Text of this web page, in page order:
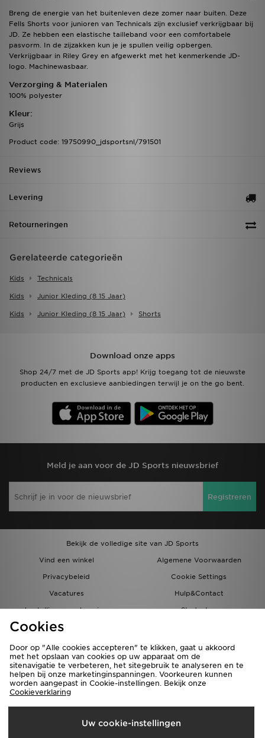
Breng de energie van het buitenleven deze zomer naar buiten. Deze
Fells Shorts voor junioren van Technicals zijn exclusief verkrijgbaar bij
JD. Ze hebben een elastische tailleband voor een comfortabele
pasvorm. In de zijzakken kun je je spullen veilig opbergen.
Verkrijgbaar in Riley Grey en afgewerkt met het kenmerkende JD-
logo. Machinewasbaar.
Verzorging & Materialen
100% polyester
Kleur:
Grijs
Product code: 19750990_jdsportsnl/791501
Reviews
Levering
Retourneringen
Gerelateerde categorieën
Kids Technicals
Kids Junior Kleding (8 15 Jaar)
Kids Junior Kleding (8 15 Jaar) Shorts
Download onze apps
Shop 24/7 met de JD Sports app! Krijg toegang tot de nieuwste
producten en exclusieve aanbiedingen terwijl je on the go bent.
Meld je aan voor de JD Sports nieuwsbrief
Registreren
Bekijk de volledige site van JD Sports
Vind een winkel
Algemene Voorwaarden
Privacybeleid
Cookie Settings
Vacatures
Hulp&Contact
bestellingen en levering
Studenten
Partnerprogramma
Verzenden Naar
Nederland
Cookies
Door op "Alle cookies accepteren" te klikken, gaat u akkoord
met het opslaan van cookies op uw apparaat om de
sitenavigatie te verbeteren, het sitegebruik te analyseren en te
helpen bij onze marketinginspanningen. Voorkeuren kunnen
worden aangepast in Cookie-instellingen. Bekijk onze
Cookieverklaring
Uw cookie-instellingen